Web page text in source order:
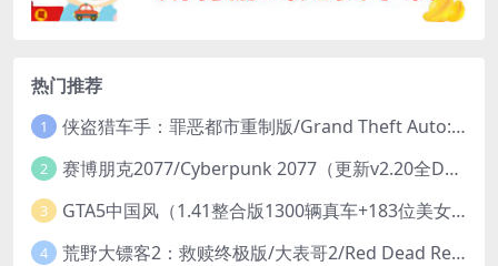
热门推荐
1 侠盗猎车手：罪恶都市重制版/Grand Theft Auto: Vice City – The Definitive Edition
2 赛博朋克2077/Cyberpunk 2077（更新v2.20全DLC）
3 GTA5中国风（1.41整合版1300辆真车+183位美女与英雄+200%存档）
4 荒野大镖客2：救赎终极版/大表哥2/Red Dead Redemption 2: Ultimate Edition（更新v1491.50终极版）